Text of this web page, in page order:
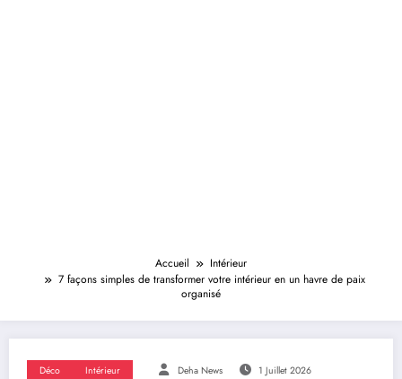
Accueil
Intérieur
7 façons simples de transformer votre intérieur en un havre de paix
organisé
Déco Intérieur Deha News 1 Juillet 2026